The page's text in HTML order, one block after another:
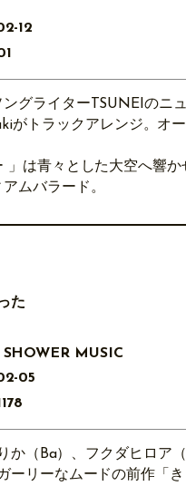
12
グライターTSUNEIのニ
がトラックアレンジ。オ
」は青々とした大空へ響
ムバラード。
た
SHOWER MUSIC
05
か（Ba）、フクダヒロア
ーリーなムードの前作「